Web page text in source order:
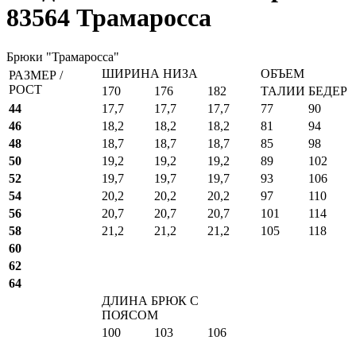
83564 Трамаросса
Брюки "Трамаросса"
РАЗМЕР /
РОСТ
ШИРИНА НИЗА
ОБЪЕМ
170
176 182 ТАЛИИ БЕДЕР
44
17,7 17,7 17,7 77
90
46
18,2 18,2 18,2 81
94
48
18,7 18,7 18,7 85
98
50
19,2 19,2 19,2 89
102
52
19,7 19,7 19,7 93
106
54
20,2 20,2 20,2 97
110
56
20,7 20,7 20,7 101
114
58
21,2 21,2 21,2 105
118
60
62
64
ДЛИНА БРЮК С
ПОЯСОМ
100
103
106